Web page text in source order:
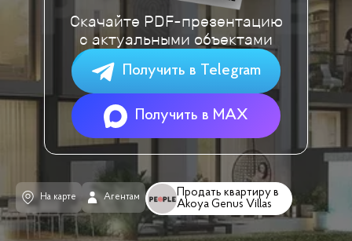
Продать квартиру в
Akoya Genus Villas
На карте Агентам
Скачайте PDF-презентацию
с актуальными объектами
Получить в Telegram
Получить в MAX